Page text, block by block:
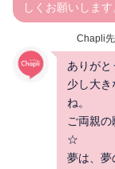
しくお願いします
Chapli
ありがと
少し大き
ね。
ご両親
☆
夢は、夢